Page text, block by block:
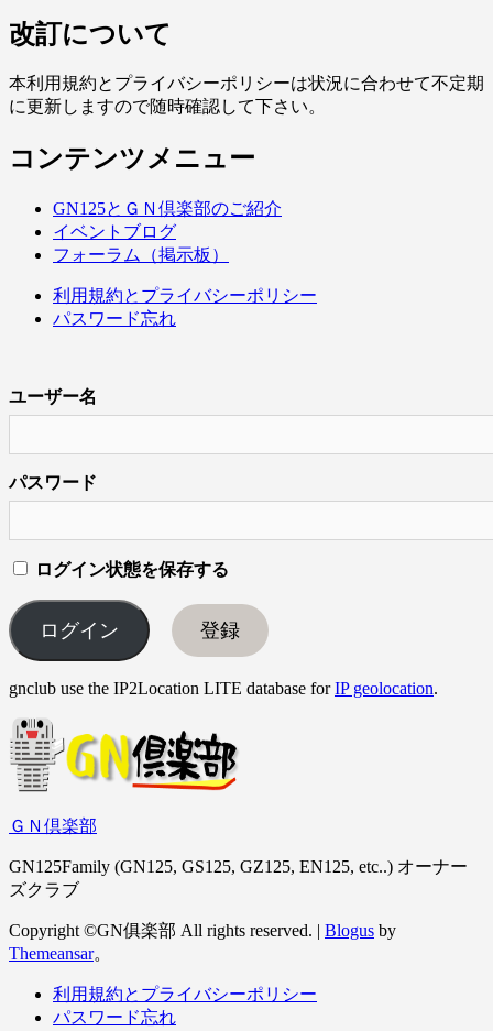
改訂について
本利用規約とプライバシーポリシーは状況に合わせて不定期
に更新しますので随時確認して下さい。
コンテンツメニュー
GN125とＧＮ倶楽部のご紹介
イベントブログ
フォーラム（掲示板）
利用規約とプライバシーポリシー
パスワード忘れ
ユーザー名
パスワード
ログイン状態を保存する
登録
gnclub use the IP2Location LITE database forIP geolocation.
ＧＮ倶楽部
GN125Family (GN125, GS125, GZ125, EN125, etc..) オーナー
ズクラブ
Copyright ©GN俱楽部 All rights reserved. | Blogus by
Themeansar。
利用規約とプライバシーポリシー
パスワード忘れ